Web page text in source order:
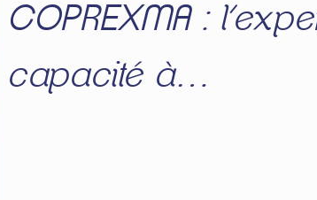
COPREXMA :
capacité à…